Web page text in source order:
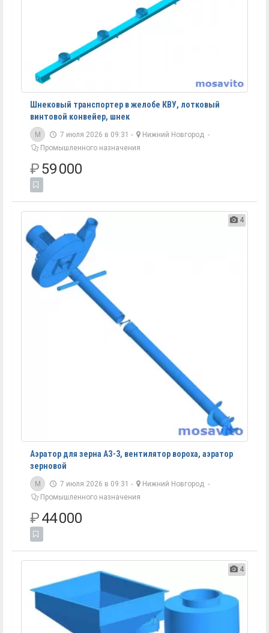
Шнековый транспортер в желобе КВУ, лотковый
винтовой конвейер, шнек
M 7 июля 2026 в 09:31 - Нижний Новгород -
Промышленного назначения
₽59 000
4
Аэратор для зерна АЗ-3, вентилятор вороха, аэратор
зерновой
M 7 июля 2026 в 09:31 - Нижний Новгород -
Промышленного назначения
₽44 000
4